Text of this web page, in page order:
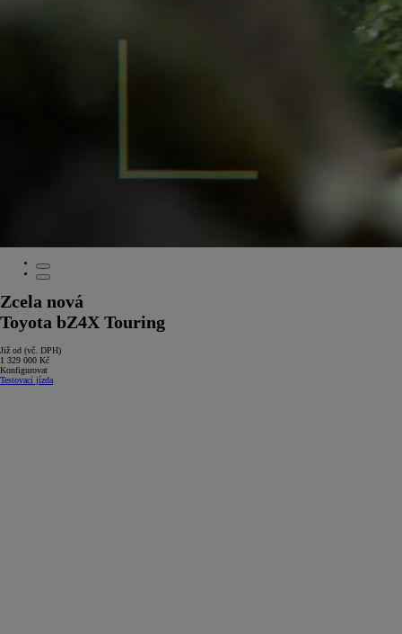
Zcela nová
Toyota bZ4X Touring
Již od (vč. DPH)
1 329 000 Kč
Konfigurovat
Testovací jízda